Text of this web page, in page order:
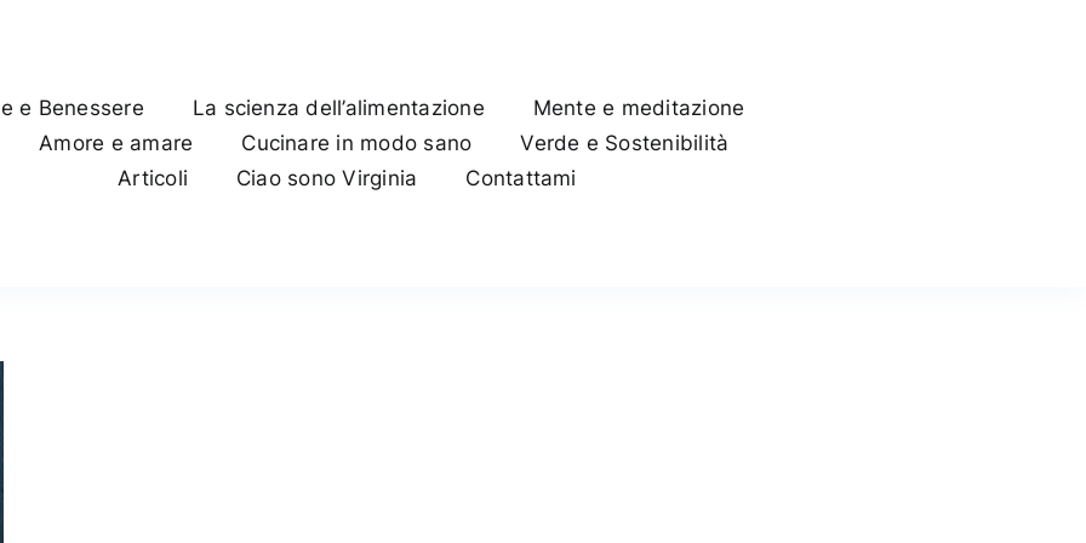
e Benessere
La scienza dell’alimentazione
Mente e meditazione
Amore e amare Cucinare in modo sano
Verde e Sostenibilità
Articoli
Ciao sono Virginia Contattami